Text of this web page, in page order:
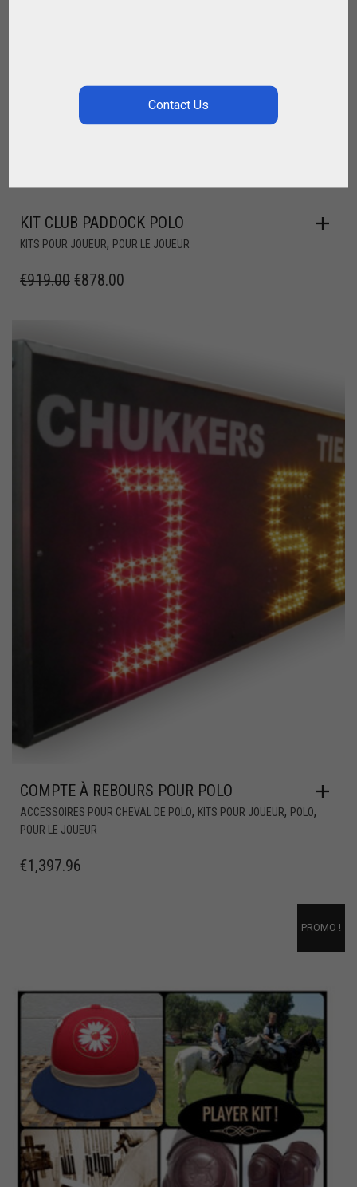
KIT CLUB PADDOCK POLO
KITS POUR JOUEUR, POUR LE JOUEUR
€919.00 €878.00
COMPTE À REBOURS POUR POLO
ACCESSOIRES POUR CHEVAL DE POLO, KITS POUR JOUEUR, POLO,
POUR LE JOUEUR
€1,397.96
PROMO !